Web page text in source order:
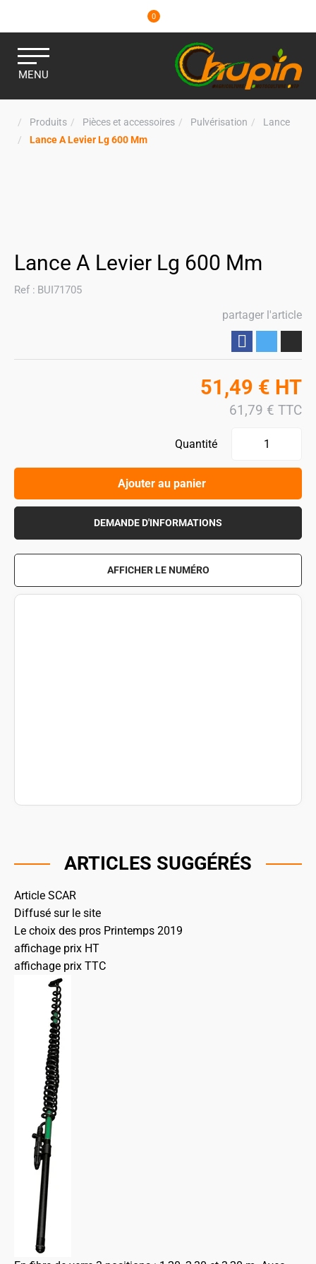
0
MENU
Produits Pièces et accessoires Pulvérisation
Lance
Lance A Levier Lg 600 Mm
Lance A Levier Lg 600 Mm
Ref : BUI71705
partager l'article
51,49 € HT
61,79 € TTC
Quantité
Ajouter au panier
DEMANDE D'INFORMATIONS
AFFICHER LE NUMÉRO
ARTICLES SUGGÉRÉS
Article SCAR
Diffusé sur le site
Le choix des pros Printemps 2019
affichage prix HT
affichage prix TTC